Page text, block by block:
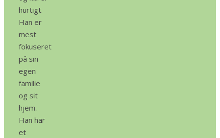
hurtigt.
Han er
mest
fokuseret
på sin
egen
familie
og sit
hjem.
Han har
et